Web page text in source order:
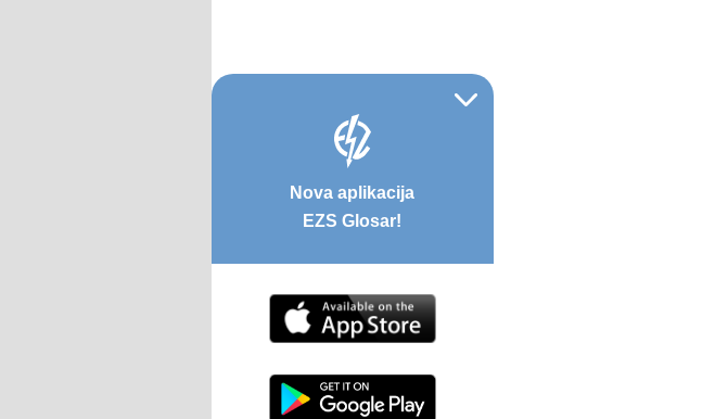
Nova aplikacija
EZS Glosar!